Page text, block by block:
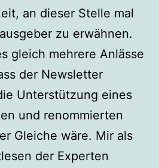
an dieser Stelle mal
zu erwähnen.
gleich mehrere Anlässe
der Newsletter
Unterstützung eines
und renommierten
Gleiche wäre. Mir als
der Experten